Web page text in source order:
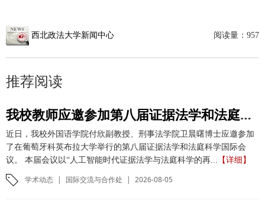
西北政法大学新闻中心 阅读量： 957
推荐阅读
我校教师应邀参加第八届证据法学和法庭科学国际会议并作学术报告
近日，我校外国语学院付欣副教授、刑事法学院卫晨曙博士应邀参加
了在葡萄牙科英布拉大学举行的第八届证据法学和法庭科学国际会
议。 本届会议以“人工智能时代证据法学与法庭科学的再... 【详细】
学术动态 | 国际交流与合作处 | 2026-08-05